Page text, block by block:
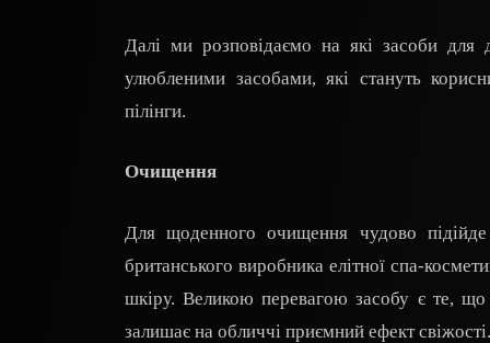
Далі ми розповідаємо на які засоби для
улюбленими засобами, які стануть
пілінги.
Очищення
Для щоденного очищення чудово
британського виробника елітної спа-
шкіру. Великою перевагою засобу є те, що
залишає на обличчі приємний ефект